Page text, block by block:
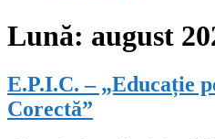
Lună: august
E.P.I.C. – „Educație
Corectă”